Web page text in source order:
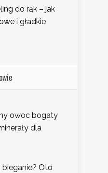
do rąk – jak
i gładkie
owoc bogaty
dla
bieganie? Oto